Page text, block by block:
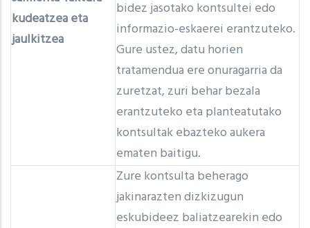
kudeatzea eta
jaulkitzea
bidez jasotako kontsultei edo
informazio-eskaerei erantzuteko.
Gure ustez, datu horien
tratamendua ere onuragarria da
zuretzat, zuri behar bezala
erantzuteko eta planteatutako
kontsultak ebazteko aukera
ematen baitigu.
Zure kontsulta beherago
jakinarazten dizkizugun
eskubideez baliatzearekin edo